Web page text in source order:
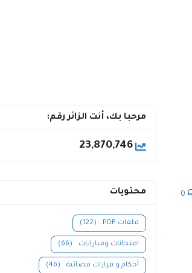
0
مرحبا بك، أنت الزائر رقم:
23,870,746
محتويات
ملفات PDF (122)
امتحانات ومبارايات (66)
أحكام و قرارات قضائية (46)